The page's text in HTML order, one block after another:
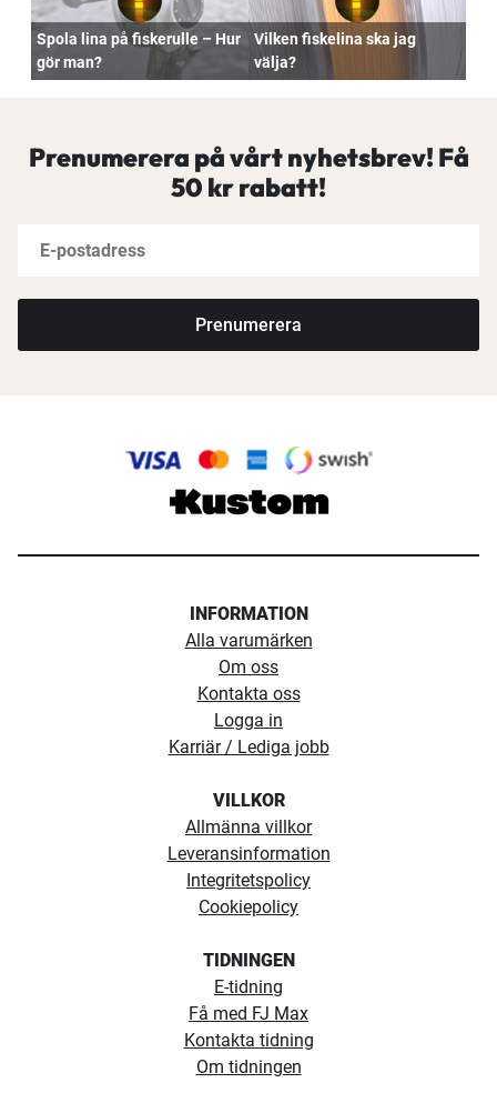
Spola lina på fiskerulle – Hur
gör man?
Vilken fiskelina ska jag
välja?
Prenumerera på vårt nyhetsbrev! Få
50 kr rabatt!
Prenumerera
INFORMATION
Alla varumärken
Om oss
Kontakta oss
Logga in
Karriär / Lediga jobb
VILLKOR
Allmänna villkor
Leveransinformation
Integritetspolicy
Cookiepolicy
TIDNINGEN
E-tidning
Få med FJ Max
Kontakta tidning
Om tidningen